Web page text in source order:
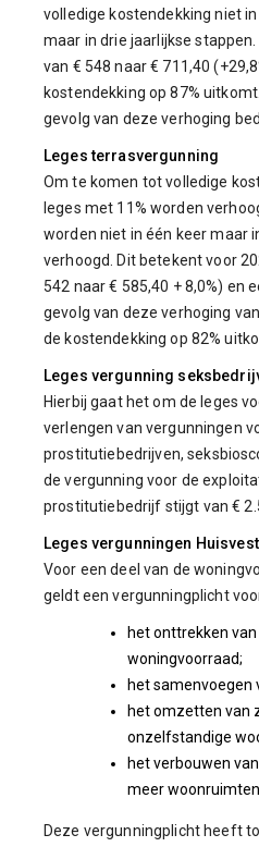
volledige kostendekking niet
maar in drie jaarlijkse
van € 548 naar € 711,40
kostendekking op 87%
gevolg van deze verhoging
Leges terrasvergunning
Om te komen tot volledige
leges met 11% worden
worden niet in één keer maar
verhoogd. Dit betekent voor
542 naar € 585,40 + 8,0%) en
gevolg van deze verhoging
de kostendekking op 82%
Leges vergunning
Hierbij gaat het om de leges
verlengen van vergunningen
prostitutiebedrijven,
de vergunning voor de
prostitutiebedrijf stijgt van €
Leges vergunningen
Voor een deel van de
geldt een vergunningplicht
het onttrekken
woningvoorraad;
het samenvoegen
het omzetten van
onzelfstandige
het verbouwen
meer woonruimten.
Deze vergunningplicht heeft